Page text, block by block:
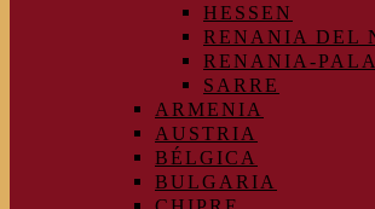
HESSEN
RENANIA DEL
RENANIA-
SARRE
ARMENIA
AUSTRIA
BÉLGICA
BULGARIA